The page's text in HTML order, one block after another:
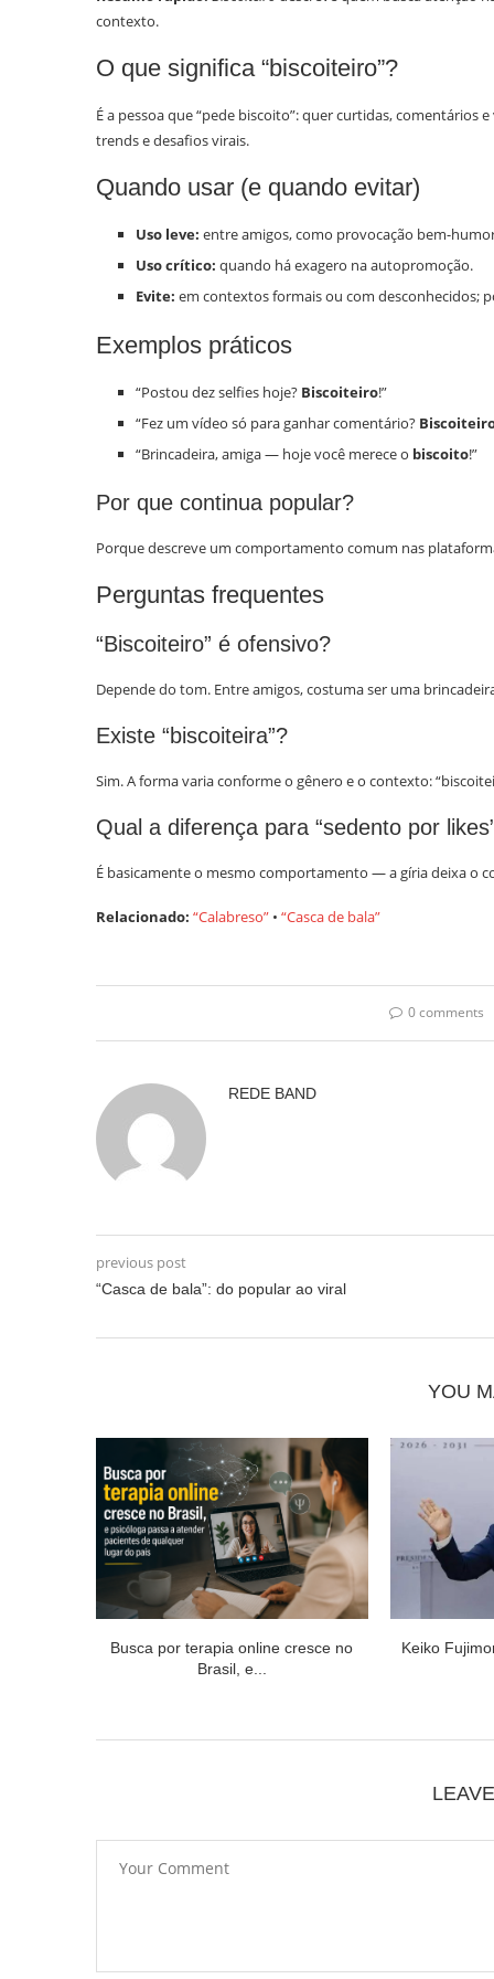
contexto.
O que significa “biscoiteiro”?
É a pessoa que “pede biscoito”: quer curtidas, comentários
trends e desafios virais.
Quando usar (e quando evitar)
Uso leve: entre amigos, como provocação bem-
Uso crítico: quando há exagero na autopromoção.
Evite: em contextos formais ou com desconhecidos;
Exemplos práticos
“Postou dez selfies hoje? Biscoiteiro!”
“Fez um vídeo só para ganhar comentário?
“Brincadeira, amiga — hoje você merece o biscoito!”
Por que continua popular?
Porque descreve um comportamento comum nas
Perguntas frequentes
“Biscoiteiro” é ofensivo?
Depende do tom. Entre amigos, costuma ser uma
Existe “biscoiteira”?
Sim. A forma varia conforme o gênero e o contexto:
Qual a diferença para “sedento por
É basicamente o mesmo comportamento — a gíria deixa o
Relacionado: “Calabreso” • “Casca de bala”
0 comments
REDE BAND
previous post
“Casca de bala”: do popular ao viral
YOU
Busca por terapia online cresce no
Brasil, e...
Keiko